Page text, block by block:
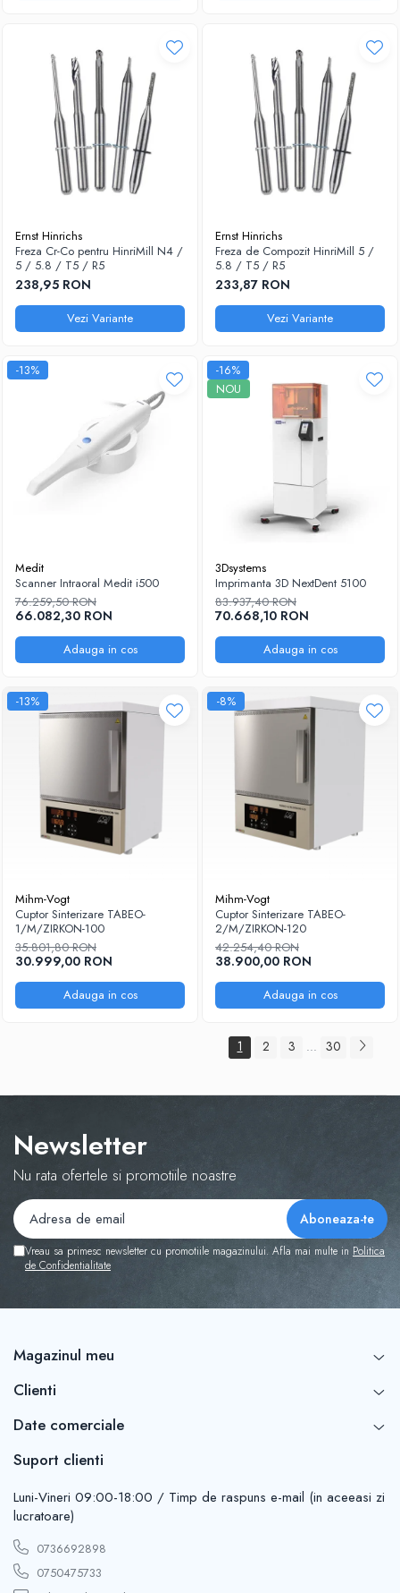
Ernst Hinrichs
Freza Cr-Co pentru HinriMill N4 /
5 / 5.8 / T5 / R5
238,95 RON
Vezi Variante
Ernst Hinrichs
Freza de Compozit HinriMill 5 /
5.8 / T5 / R5
233,87 RON
Vezi Variante
-13%
Medit
Scanner Intraoral Medit i500
76.259,50 RON
66.082,30 RON
Adauga in cos
-16%
NOU
3Dsystems
Imprimanta 3D NextDent 5100
83.937,40 RON
70.668,10 RON
Adauga in cos
-13%
Mihm-Vogt
Cuptor Sinterizare TABEO-
1/M/ZIRKON-100
35.801,80 RON
30.999,00 RON
Adauga in cos
-8%
Mihm-Vogt
Cuptor Sinterizare TABEO-
2/M/ZIRKON-120
42.254,40 RON
38.900,00 RON
Adauga in cos
1 2 3 ... 30
Newsletter
Nu rata ofertele si promotiile noastre
Vreau sa primesc newsletter cu promotiile magazinului. Afla mai multe in Politica
de Confidentialitate
Magazinul meu
Clienti
Date comerciale
Suport clienti
Luni-Vineri 09:00-18:00 / Timp de raspuns e-mail (in aceeasi zi
lucratoare)
0736692898
0750475733